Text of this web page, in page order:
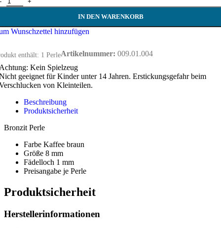
IN DEN WARENKORB
Wunschzettel hinzufügen
enthält: 1 PerleArtikelnummer: 009.01.004
Kein Spielzeug
geeignet für Kinder unter 14 Jahren. Erstickungsgefahr beim
von Kleinteilen.
Beschreibung
Produktsicherheit
Bronzit Perle
Farbe Kaffee braun
Größe 8 mm
Fädelloch 1 mm
Preisangabe je Perle
Produktsicherheit
Herstellerinformationen